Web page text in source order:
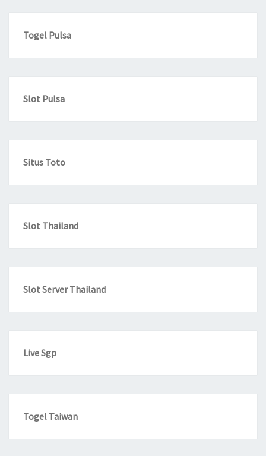
Togel Pulsa
Slot Pulsa
Situs Toto
Slot Thailand
Slot Server Thailand
Live Sgp
Togel Taiwan